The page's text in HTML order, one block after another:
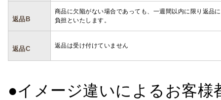
返品B
商品に欠陥がない場合であっても、一週間以内に限り返品
負担といたします。
返品C 返品は受け付けていません
●イメージ違いによるお客